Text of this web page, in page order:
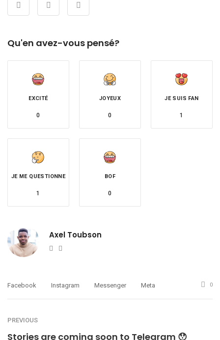
Qu'en avez-vous pensé?
EXCITÉ
0
JOYEUX
0
JE SUIS FAN
1
JE ME QUESTIONNE
1
BOF
0
Axel Toubson
Website
Facebook Instagram Messenger Meta 0
PREVIOUS
Stories are coming soon to Telegram 😯